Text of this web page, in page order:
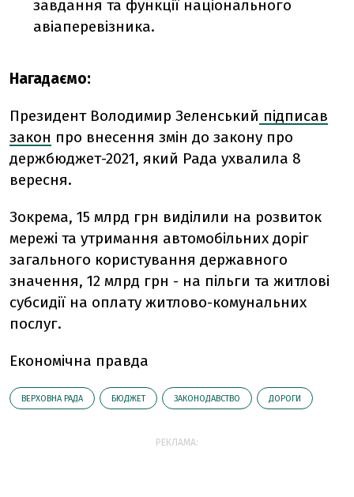
завдання та функції національного
авіаперевізника.
Нагадаємо:
Президент Володимир Зеленський підписав
закон про внесення змін до закону про
держбюджет-2021, який Рада ухвалила 8
вересня.
Зокрема, 15 млрд грн виділили на розвиток
мережі та утримання автомобільних доріг
загального користування державного
значення, 12 млрд грн - на пільги та житлові
субсидії на оплату житлово-комунальних
послуг.
Економічна правда
ВЕРХОВНА РАДА БЮДЖЕТ ЗАКОНОДАВСТВО ДОРОГИ
РЕКЛАМА: